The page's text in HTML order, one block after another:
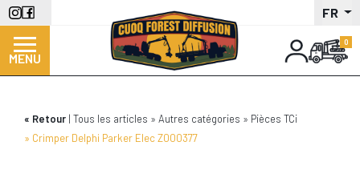
Aller
au
contenu
principal
FR
MENU
Retour Tous les articles Autres catégories
Pièces TCi
Crimper Delphi Parker Elec Z000377